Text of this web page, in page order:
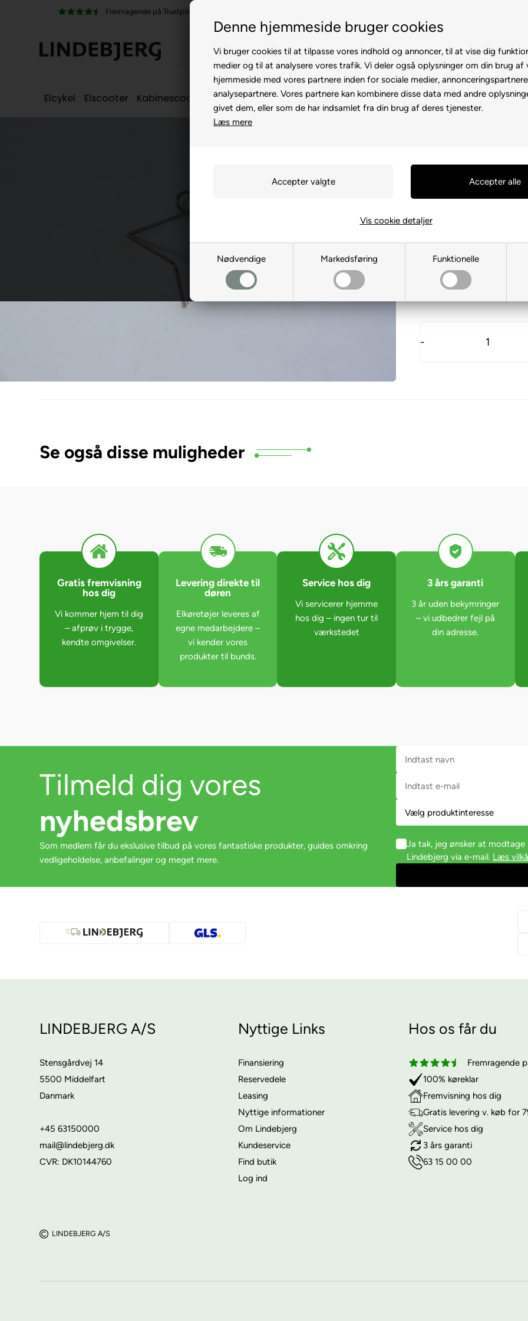
Denne hjemmeside bruger cookies
Vi bruger cookies til at tilpasse vores indhold og annoncer, til at vise dig
medier og til at analysere vores trafik. Vi deler også oplysninger om din brug af
hjemmeside med vores partnere inden for sociale medier,
analysepartnere. Vores partnere kan kombinere disse data med andre
givet dem, eller som de har indsamlet fra din brug af deres tjenester.
Læs mere
Nødvendige Markedsføring Funktionelle
Vis cookie detaljer
på Trustpilot 100% køreklar
Elcykel Elscooter Kabinescooter Seniorcykel Rollator Brugte Otiumstole El-kørestol
Fjeder, H
Home/
35,00DKK
-
Se også disse muligheder
Gratis fremvisning
hos dig
Vi kommer hjem til dig
– afprøv i trygge,
kendte omgivelser.
Levering direkte til
døren
Elkøretøjer leveres af
egne medarbejdere –
vi kender vores
produkter til bunds.
Service hos dig
Vi servicerer hjemme
hos dig – ingen tur til
værkstedet
3 års garanti
3 år uden bekymringer
– vi udbedrer fejl på
din adresse.
Tilmeld dig vores
nyhedsbrev
Som medlem får du ekslusive tilbud på vores fantastiske produkter, guides omkring
vedligeholdelse, anbefalinger og meget mere.
Ja tak, jeg ønsker at
Lindebjerg via e-mail. Læs
LINDEBJERG A/S
Stensgårdvej 14
5500 Middelfart
Danmark
+45 63150000
mail@lindebjerg.dk
CVR: DK10144760
Nyttige Links
Finansiering
Reservedele
Leasing
Nyttige informationer
Om Lindebjerg
Kundeservice
Find butik
Log ind
Hos os får du
Fremragende
100% køreklar
Fremvisning hos dig
Gratis levering v. køb for
Service hos dig
3 års garanti
63 15 00 00
LINDEBJERG A/S